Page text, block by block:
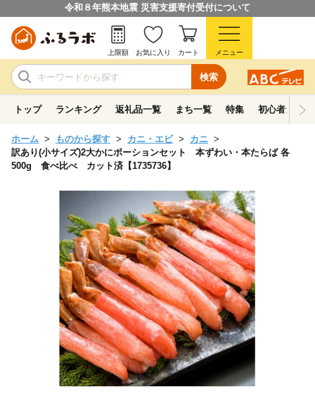
令和８年熊本地震 災害支援寄付受付について
検索
上限額 お気に入り カート メニュー
トップ ランキング 返礼品一覧 まち一覧 特集 初心者ガイド
ホーム ものから探す カニ・エビ
カニ
訳あり(小サイズ)2大かにポーションセット 本ずわい・本たらば 各
500g 食べ比べ カット済【1735736】